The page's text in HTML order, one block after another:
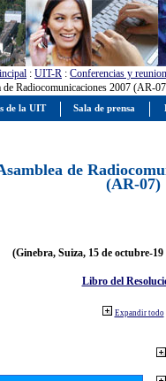
: UIT-R : Conferencias y
de Radiocomunicaciones 2007 (AR-
de
(AR-07)
(Ginebra, Suiza, 15 de octubre-19
Libro del
Expandir todo
de la UIT Sala de prensa